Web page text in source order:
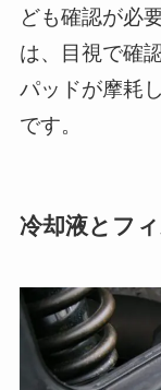
ども確認が必
は、目視で確
パッドが摩耗
です。
冷却液とフ